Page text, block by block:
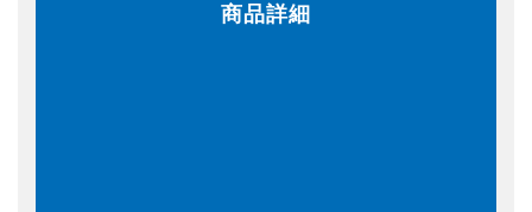
商品詳細